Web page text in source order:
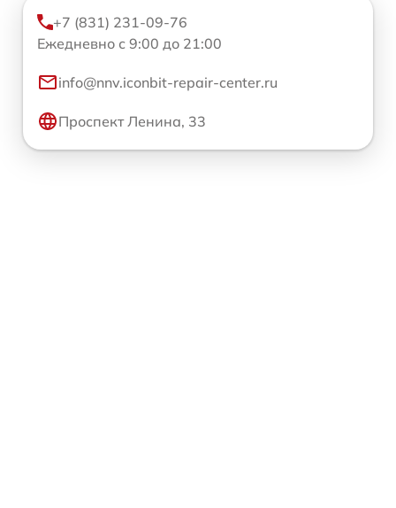
+7 (831) 231-09-76
Ежедневно с 9:00 до 21:00
info@nnv.iconbit-repair-center.ru
Проспект Ленина, 33